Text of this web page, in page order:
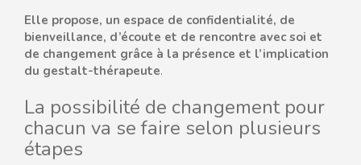
Elle propose, un espace de confidentialité, de
bienveillance, d’écoute et de rencontre avec soi et
de changement grâce à la présence et l’implication
du gestalt-thérapeute.
La possibilité de changement pour
chacun va se faire selon plusieurs
étapes